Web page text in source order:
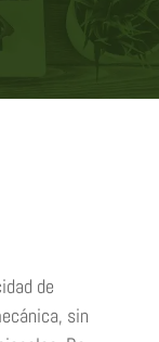
de
sin